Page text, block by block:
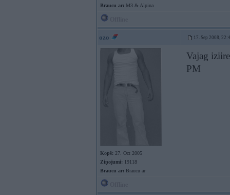
Braucu ar: M3 & Alpina
ozo 17. Sep 2008,
Kopš: 27. Oct 2005
Ziņojumi: 19118
Braucu ar: Braucu ar
Vajag
PM